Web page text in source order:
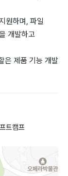
원하며, 파일
개발하고
은 제품 기능 개발
트캠프